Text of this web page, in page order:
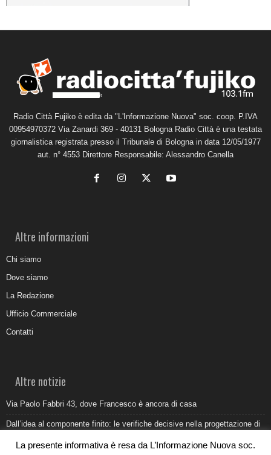
Radio Città Fujiko è edita da "L'Informazione Nuova" soc. coop. P.IVA
00954970372 Via Zanardi 369 - 40131 Bologna Radio Città è una testata
giornalistica registrata presso il Tribunale di Bologna in data 12/05/1977
aut. n° 4553 Direttore Responsabile: Alessandro Canella
Altre informazioni
Chi siamo
Dove siamo
La Redazione
Ufficio Commerciale
Contatti
Altre notizie
Via Paolo Fabbri 43, dove Francesco è ancora di casa
Dall’idea al componente finito: le verifiche decisive nella progettazione di
La presente informativa è resa da L’Informazione Nuova soc.